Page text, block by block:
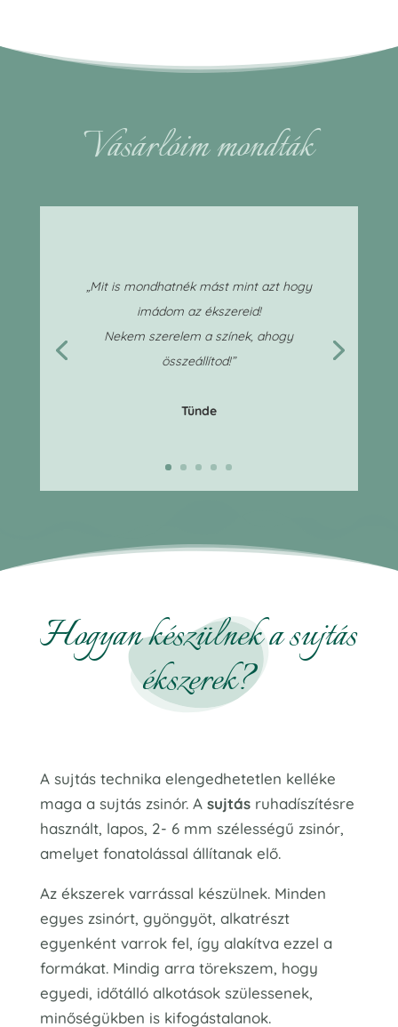
Vásárlóim mondták
„Mit is mondhatnék mást mint azt hogy
imádom az ékszereid!
Nekem szerelem a színek, ahogy
összeállítod!”
Tünde
Hogyan készülnek a sujtás
ékszerek?
A sujtás technika elengedhetetlen kelléke
maga a sujtás zsinór. A sujtás ruhadíszítésre
használt, lapos, 2- 6 mm szélességű zsinór,
amelyet fonatolással állítanak elő.
Az ékszerek varrással készülnek. Minden
egyes zsinórt, gyöngyöt, alkatrészt
egyenként varrok fel, így alakítva ezzel a
formákat. Mindig arra törekszem, hogy
egyedi, időtálló alkotások szülessenek,
minőségükben is kifogástalanok.